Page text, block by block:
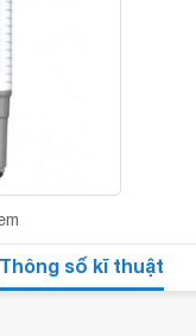
Thông số kĩ thuật